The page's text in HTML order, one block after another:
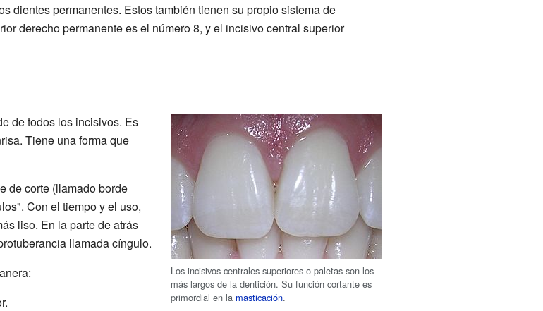
dientes permanentes. Estos también tienen su propio sistema de
derecho permanente es el número 8, y el incisivo central superior
Los incisivos centrales superiores o paletas son los
más largos de la dentición. Su función cortante es
primordial en la masticación.
de todos los incisivos. Es
Tiene una forma que
de corte (llamado borde
Con el tiempo y el uso,
liso. En la parte de atrás
llamada cíngulo.